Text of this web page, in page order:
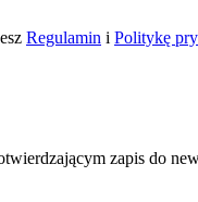
Regulamin i Politykę
zapis do